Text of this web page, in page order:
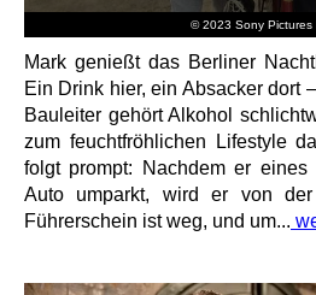
© 2023 Sony Pictures
Mark genießt das Berliner
Ein Drink hier, ein Absacker dort
Bauleiter gehört Alkohol
zum feuchtfröhlichen Lifestyle
folgt prompt: Nachdem er eines
Auto umparkt, wird er von
Führerschein ist weg, und um...